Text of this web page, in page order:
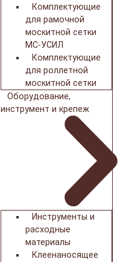
Комплектующие
для рамочной
москитной сетки
МС-УСИЛ
Комплектующие
для роллетной
москитной сетки
Оборудование,
инструмент и крепеж
Инструменты и
расходные
материалы
Клеенаносящее